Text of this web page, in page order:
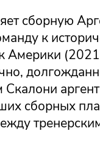
сборную
к
Америки
сборных